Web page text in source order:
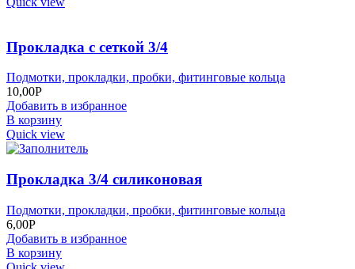
Прокладка с сеткой 3/4
Подмотки, прокладки, пробки, фитинговые кольца
10,00Р
Добавить в избранное
В корзину
Quick view
Прокладка 3/4 силиконовая
Подмотки, прокладки, пробки, фитинговые кольца
6,00Р
Добавить в избранное
В корзину